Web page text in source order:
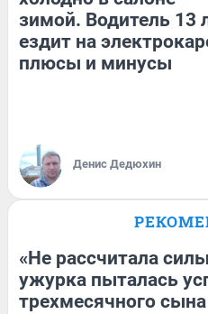
зимой. Водитель 13
ездит на
плюсы и минусы
Денис Дедюхин
«Не рассчитала
ужурка пыталась
трехмесячного сына